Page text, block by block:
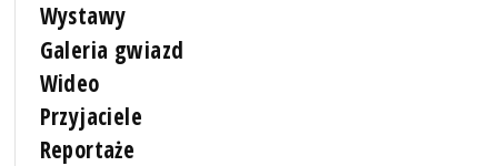
Wystawy
Galeria gwiazd
Wideo
Przyjaciele
Reportaże